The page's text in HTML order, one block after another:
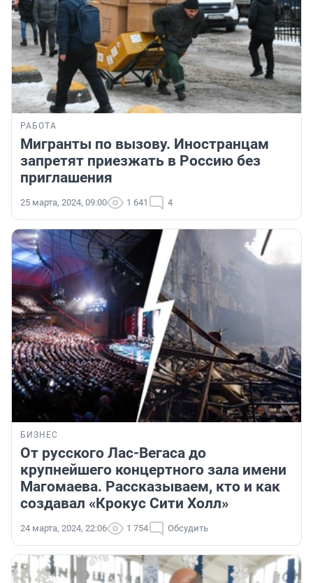
РАБОТА
Мигранты по вызову. Иностранцам
запретят приезжать в Россию без
приглашения
25 марта, 2024, 09:00 1 641 4
БИЗНЕС
От русского Лас-Вегаса до
крупнейшего концертного зала имени
Магомаева. Рассказываем, кто и как
создавал «Крокус Сити Холл»
24 марта, 2024, 22:06 1 754 Обсудить